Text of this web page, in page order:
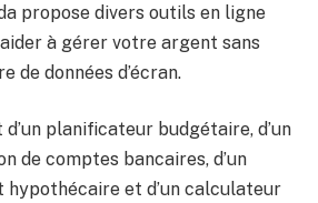
propose divers outils en ligne
à gérer votre argent sans
de données d’écran.
d’un planificateur budgétaire, d’un
de comptes bancaires, d’un
et d’un calculateur